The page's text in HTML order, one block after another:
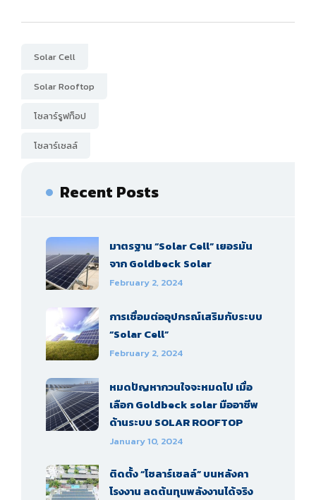
Solar Cell
Solar Rooftop
โซลาร์รูฟท็อป
โซลาร์เซลล์
Recent Posts
มาตรฐาน “Solar Cell” เยอรมัน
จาก Goldbeck Solar
February 2, 2024
การเชื่อมต่ออุปกรณ์เสริมกับระบบ
“Solar Cell”
February 2, 2024
หมดปัญหากวนใจจะหมดไป เมื่อ
เลือก Goldbeck solar มืออาชีพ
ด้านระบบ SOLAR ROOFTOP
January 10, 2024
ติดตั้ง “โซลาร์เซลล์” บนหลังคา
โรงงาน ลดต้นทุนพลังงานได้จริง